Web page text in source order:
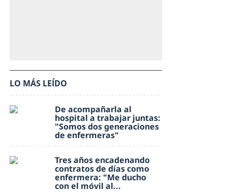
LO MÁS LEÍDO
De acompañarla al
hospital a trabajar juntas:
"Somos dos generaciones
de enfermeras"
Tres años encadenando
contratos de días como
enfermera: "Me ducho
con el móvil al...